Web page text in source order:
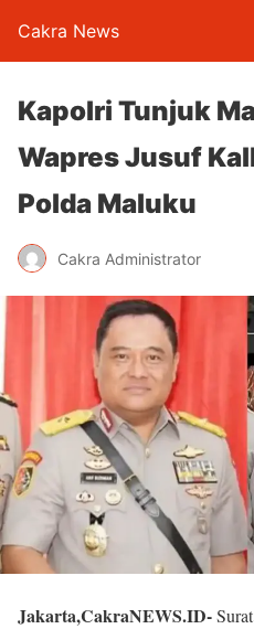
Cakra News
Kapolri Tunjuk
Wapres Jusuf
Polda Maluku
Cakra Administrator
Jakarta,CakraNEWS.ID-